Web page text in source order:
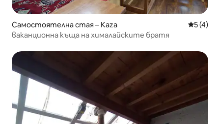
Самостоятелна стая – Kaza Средна
5 (4)
ваканционна къща на хималайските братя